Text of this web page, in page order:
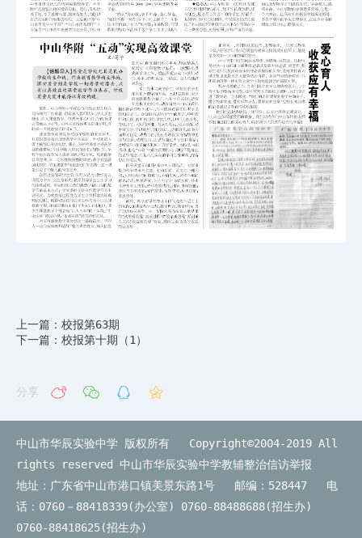
上一篇：校报第63期
下一篇：校报第十期（1）
分享
中山市华辰实验中学 版权所有 Copyright©2004-2019 All
rights reserved 中山市华辰实验中学教辅整治信访举报
地址：广东省中山市港口镇美景东路1号 邮编：528447 电
话：0760－88418339(办公室) 0760-88488688(招生办)
0760-88418625(招生办)